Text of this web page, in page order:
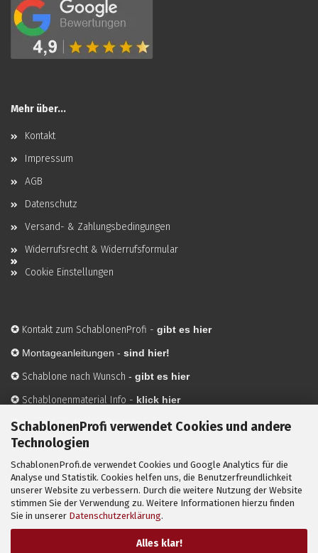
SchablonenProfi verwendet Cookies und andere
Technologien
SchablonenProfi.de verwendet Cookies und Google Analytics für die
Analyse und Statistik. Cookies helfen uns, die Benutzerfreundlichkeit
unserer Website zu verbessern. Durch die weitere Nutzung der Website
stimmen Sie der Verwendung zu. Weitere Informationen hierzu finden
Sie in unserer Datenschutzerklärung.
Alles klar!
Mehr über...
Kontakt
Impressum
AGB
Datenschutz
Versand- & Zahlungsbedingungen
Widerrufsrecht & Widerrufsformular
Cookie Einstellungen
✪ Kontakt zum SchablonenProfi - gibt es hier
✪ Montageanleitungen - sind hier!
✪ Schablone nach Wunsch - gibt es hier
✪ Schablonenmaterial Info - klick hier
✪Hersteller-hier mehr Infos
Mit ✪ gekennzeichnete Bilder sind KI-generierte
Anwendungsbeispiele zur Visualisierung der Motive.
© SchablonenProfi.de2026